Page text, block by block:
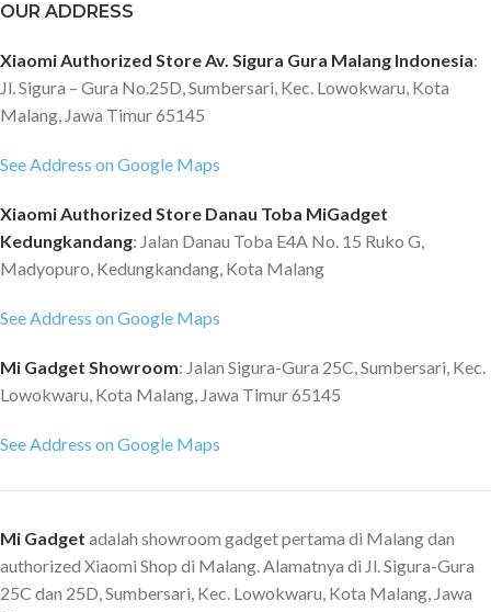
OUR ADDRESS
Xiaomi Authorized Store Av. Sigura Gura Malang Indonesia:
Jl. Sigura – Gura No.25D, Sumbersari, Kec. Lowokwaru, Kota
Malang, Jawa Timur 65145
See Address on Google Maps
Xiaomi Authorized Store Danau Toba MiGadget
Kedungkandang: Jalan Danau Toba E4A No. 15 Ruko G,
Madyopuro, Kedungkandang, Kota Malang
See Address on Google Maps
Mi Gadget Showroom: Jalan Sigura-Gura 25C, Sumbersari, Kec.
Lowokwaru, Kota Malang, Jawa Timur 65145
See Address on Google Maps
Mi Gadget adalah showroom gadget pertama di Malang dan
authorized Xiaomi Shop di Malang. Alamatnya di Jl. Sigura-Gura
25C dan 25D, Sumbersari, Kec. Lowokwaru, Kota Malang, Jawa